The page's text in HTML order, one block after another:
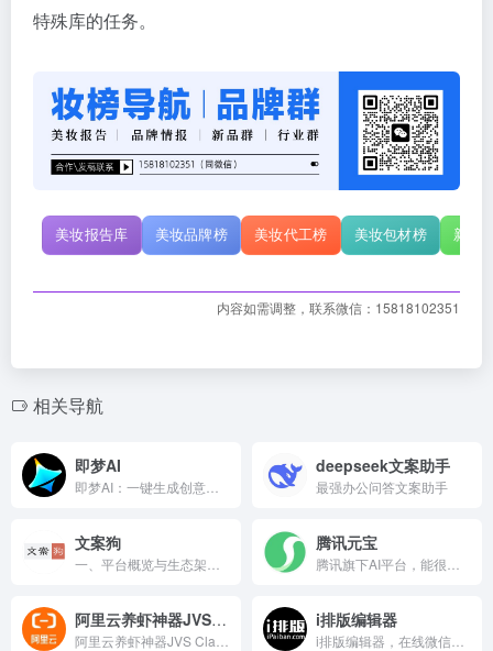
特殊库的任务。
美妆报告库 美妆品牌榜 美妆代工榜 美妆包材榜 新原
内容如需调整，联系微信：15818102351
相关导航
即梦AI deepseek文案助手
最强办公问答文案助手
文案狗 腾讯元宝
阿里云养虾神器JVS Claw i排版编辑器